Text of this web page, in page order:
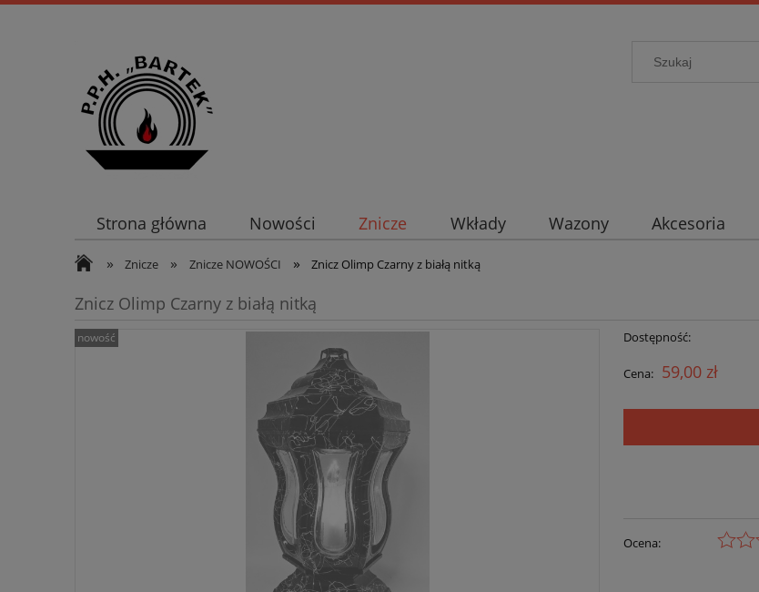
Strona główna Nowości Znicze Wkłady Wazony Akcesoria
» Znicze » Znicze NOWOŚCI » Znicz Olimp Czarny z białą nitką
Znicz Olimp Czarny z białą nitką
nowość Dostępność:
Cena: 59,00 zł
Ocena: